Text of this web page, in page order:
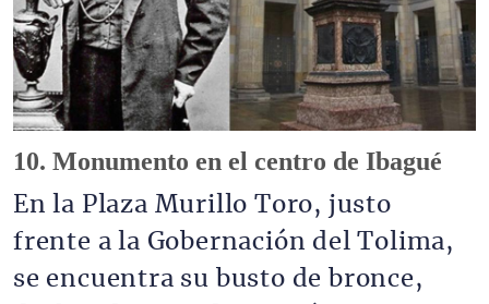
10. Monumento en el centro de Ibagué
En la Plaza Murillo Toro, justo
frente a la Gobernación del Tolima,
se encuentra su busto de bronce,